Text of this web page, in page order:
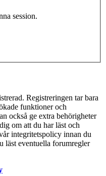
session.
Registreringen tar bara
funktioner och
också ge extra behörigheter
om att du har läst och
integritetspolicy innan du
läst eventuella forumregler